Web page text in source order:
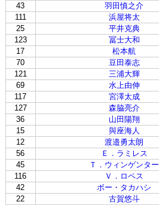
43
羽田慎之介
111
浜屋将太
25
平井克典
123
冨士大和
17
松本航
70
豆田泰志
121
三浦大輝
69
水上由伸
117
宮澤太成
127
森脇亮介
36
山田陽翔
15
與座海人
12
渡邉勇太朗
56
Ｅ．ラミレス
45
Ｔ．ウィンゲンター
116
Ｖ．ロペス
42
ボー・タカハシ
22
古賀悠斗